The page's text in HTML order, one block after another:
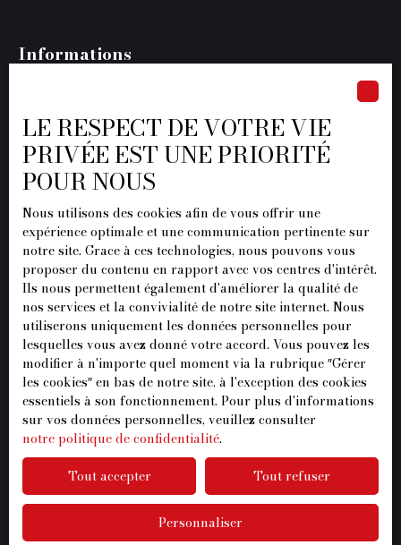
Informations
Nos honoraires
Mentions légales
Politique de confidentialité
Plan du site
Gérer les cookies
Propulsé par
+33 1 87 07 96 37
20 Rue de l'Ormeteau
77500 Chelles
LE RESPECT DE VOTRE VIE
PRIVÉE EST UNE PRIORITÉ
POUR NOUS
Nous utilisons des cookies afin de vous offrir une
expérience optimale et une communication pertinente sur
notre site. Grace à ces technologies, nous pouvons vous
proposer du contenu en rapport avec vos centres d'intérêt.
Ils nous permettent également d'améliorer la qualité de
nos services et la convivialité de notre site internet. Nous
utiliserons uniquement les données personnelles pour
lesquelles vous avez donné votre accord. Vous pouvez les
modifier à n'importe quel moment via la rubrique ″Gérer
les cookies″ en bas de notre site, à l'exception des cookies
essentiels à son fonctionnement. Pour plus d'informations
sur vos données personnelles, veuillez consulter
notre politique de confidentialité.
Tout accepter
Tout refuser
Personnaliser